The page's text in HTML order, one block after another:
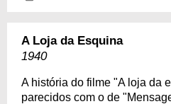
A Loja da Esquina
1940
A história do filme "A loja da
parecidos com o de